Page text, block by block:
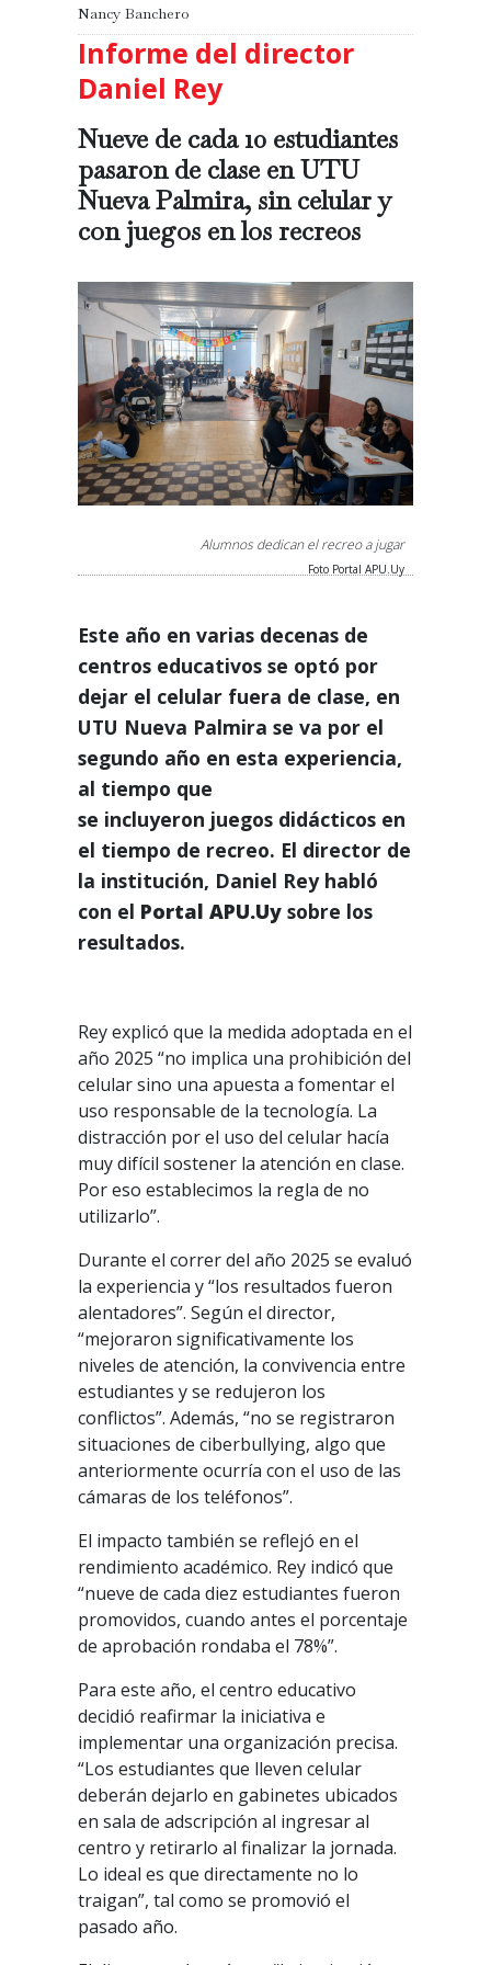
Nancy Banchero
Informe del director
Daniel Rey
Nueve de cada 10 estudiantes
pasaron de clase en UTU
Nueva Palmira, sin celular y
con juegos en los recreos
Alumnos dedican el recreo a jugar
Foto Portal APU.Uy
Este año en varias decenas de
centros educativos se optó por
dejar el celular fuera de clase, en
UTU Nueva Palmira se va por el
segundo año en esta experiencia,
al tiempo que
se incluyeron juegos didácticos en
el tiempo de recreo. El director de
la institución, Daniel Rey habló
con el Portal APU.Uy sobre los
resultados.
Rey explicó que la medida adoptada en el
año 2025 “no implica una prohibición del
celular sino una apuesta a fomentar el
uso responsable de la tecnología. La
distracción por el uso del celular hacía
muy difícil sostener la atención en clase.
Por eso establecimos la regla de no
utilizarlo”.
Durante el correr del año 2025 se evaluó
la experiencia y “los resultados fueron
alentadores”. Según el director,
“mejoraron significativamente los
niveles de atención, la convivencia entre
estudiantes y se redujeron los
conflictos”. Además, “no se registraron
situaciones de ciberbullying, algo que
anteriormente ocurría con el uso de las
cámaras de los teléfonos”.
El impacto también se reflejó en el
rendimiento académico. Rey indicó que
“nueve de cada diez estudiantes fueron
promovidos, cuando antes el porcentaje
de aprobación rondaba el 78%”.
Para este año, el centro educativo
decidió reafirmar la iniciativa e
implementar una organización precisa.
“Los estudiantes que lleven celular
deberán dejarlo en gabinetes ubicados
en sala de adscripción al ingresar al
centro y retirarlo al finalizar la jornada.
Lo ideal es que directamente no lo
traigan”, tal como se promovió el
pasado año.